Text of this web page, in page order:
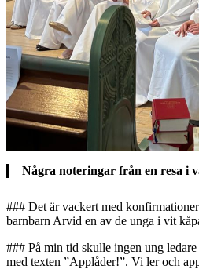
Några noteringar från en resa i
### Det är vackert med
barnbarn Arvid en av de unga i vit
### På min tid skulle ingen ung
med texten ”Applåder!”. Vi ler och